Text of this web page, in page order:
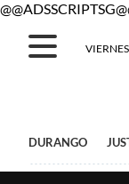
DURANGO